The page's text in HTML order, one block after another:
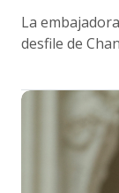
La
desfile de